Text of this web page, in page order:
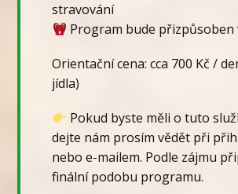
stravování
Program bude přizpůsoben
Orientační cena: cca 700 Kč /
jídla)
Pokud byste měli o tuto
dejte nám prosím vědět při
nebo e-mailem. Podle zájmu
finální podobu programu.